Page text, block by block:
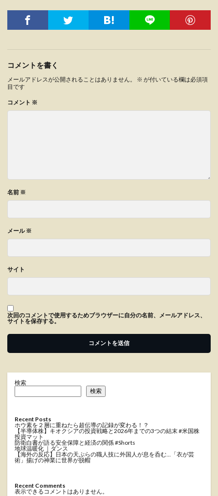
コメントを書く
メールアドレスが公開されることはありません。 ※ が付いている欄は必須項
目です
コメント ※
名前 ※
メール※
サイト
次回のコメントで使用するためブラウザーに自分の名前、メールアドレス、
サイトを保存する。
検索
検索
Recent Posts
ホウ素を２層に重ねたら超伝導の記録が変わる！？
【半導体株】キオクシアの投資戦略と2026年までの3つの結末 #米国株
投資マット
防衛白書が語る安全保障と経済の関係 #Shorts
地球温暖化 ｜ダンス
【海外の反応】日本の天ぷらの職人技に外国人が息を呑む…「衣が芸
術」揚げの神業に世界が脱帽
Recent Comments
表示できるコメントはありません。